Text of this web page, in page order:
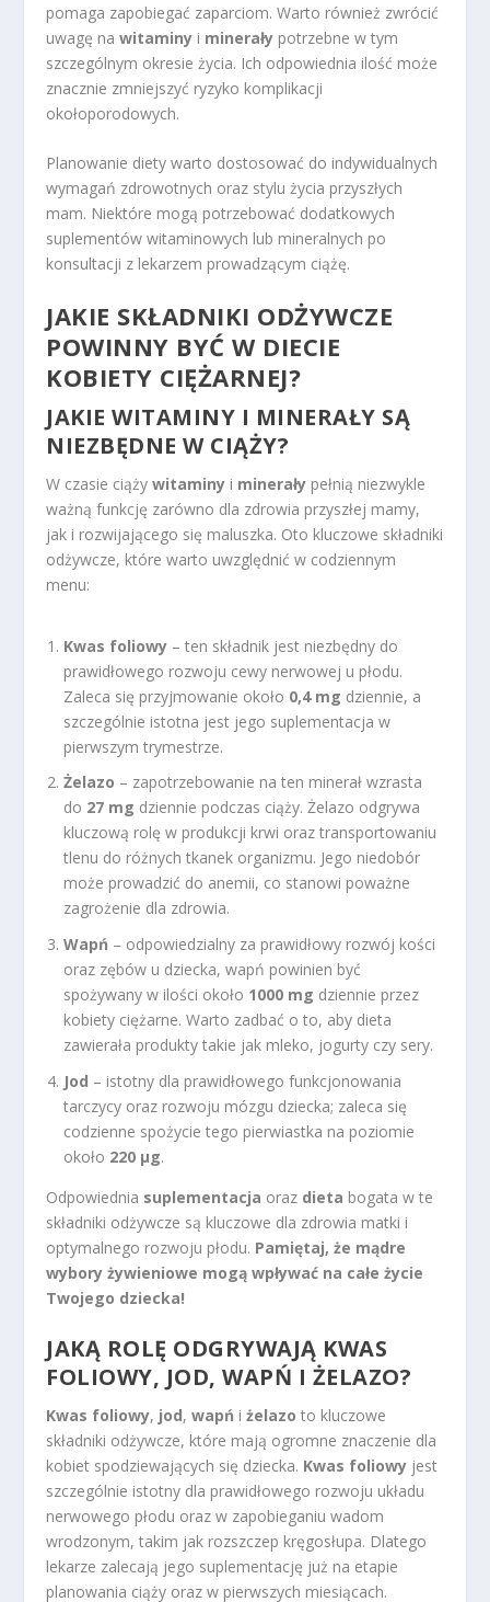
pomaga zapobiegać zaparciom. Warto również zwrócić
uwagę nawitaminy i minerały potrzebne w tym
szczególnym okresie życia. Ich odpowiednia ilość może
znacznie zmniejszyć ryzyko komplikacji
okołoporodowych.
Planowanie diety warto dostosować do indywidualnych
wymagań zdrowotnych oraz stylu życia przyszłych
mam. Niektóre mogą potrzebować dodatkowych
suplementów witaminowych lub mineralnych po
konsultacji z lekarzem prowadzącym ciążę.
JAKIE SKŁADNIKI ODŻYWCZE
POWINNY BYĆ W DIECIE
KOBIETY CIĘŻARNEJ?
JAKIE WITAMINY I MINERAŁY SĄ
NIEZBĘDNE W CIĄŻY?
W czasie ciążywitaminy i minerały pełnią niezwykle
ważną funkcję zarówno dla zdrowia przyszłej mamy,
jak i rozwijającego się maluszka. Oto kluczowe składniki
odżywcze, które warto uwzględnić w codziennym
menu:
Kwas foliowy – ten składnik jest niezbędny do
prawidłowego rozwoju cewy nerwowej u płodu.
Zaleca się przyjmowanie około 0,4 mg dziennie, a
szczególnie istotna jest jego suplementacja w
pierwszym trymestrze.
Żelazo – zapotrzebowanie na ten minerał wzrasta
do 27 mg dziennie podczas ciąży. Żelazo odgrywa
kluczową rolę w produkcji krwi oraz transportowaniu
tlenu do różnych tkanek organizmu. Jego niedobór
może prowadzić do anemii, co stanowi poważne
zagrożenie dla zdrowia.
Wapń – odpowiedzialny za prawidłowy rozwój kości
oraz zębów u dziecka, wapń powinien być
spożywany w ilości około 1000 mg dziennie przez
kobiety ciężarne. Warto zadbać o to, aby dieta
zawierała produkty takie jak mleko, jogurty czy sery.
Jod – istotny dla prawidłowego funkcjonowania
tarczycy oraz rozwoju mózgu dziecka; zaleca się
codzienne spożycie tego pierwiastka na poziomie
około 220 µg.
Odpowiednia suplementacja oraz dieta bogata w te
składniki odżywcze są kluczowe dla zdrowia matki i
optymalnego rozwoju płodu. Pamiętaj, że mądre
wybory żywieniowe mogą wpływać na całe życie
Twojego dziecka!
JAKĄ ROLĘ ODGRYWAJĄ KWAS
FOLIOWY, JOD, WAPŃ I ŻELAZO?
Kwas foliowy, jod,wapń iżelazo to kluczowe
składniki odżywcze, które mają ogromne znaczenie dla
kobiet spodziewających się dziecka. Kwas foliowy jest
szczególnie istotny dla prawidłowego rozwoju układu
nerwowego płodu oraz w zapobieganiu wadom
wrodzonym, takim jak rozszczep kręgosłupa. Dlatego
lekarze zalecają jego suplementację już na etapie
planowania ciąży oraz w pierwszych miesiącach.